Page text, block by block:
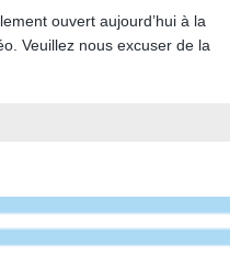
ouvert aujourd’hui à la
Veuillez nous excuser de la